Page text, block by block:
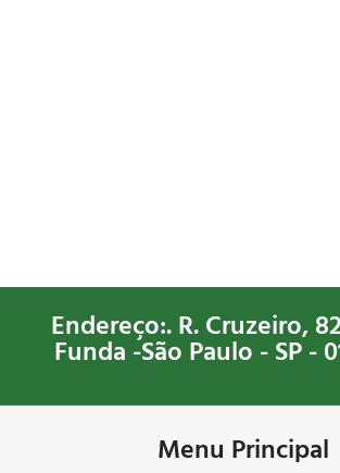
Endereço:. R. Cruzeiro,
Funda -São Paulo - SP -
Menu Principal